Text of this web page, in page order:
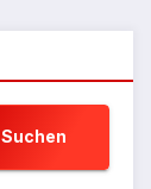
Suchen